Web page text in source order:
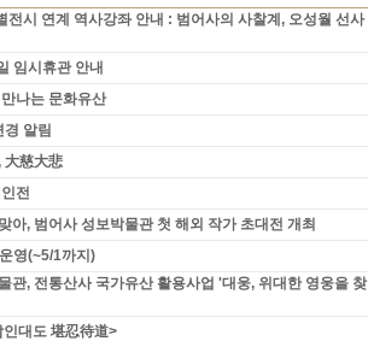
전시 연계 역사강좌 안내 : 범어사의 사찰계, 오성월 선사
임시휴관 안내
나는 문화유산
알림
大慈大悲
전
아, 범어사 성보박물관 첫 해외 작가 초대전 개최
영(~5/1까지)
관, 전통산사 국가유산 활용사업 '대웅, 위대한 영웅을 찾
대도 堪忍待道>